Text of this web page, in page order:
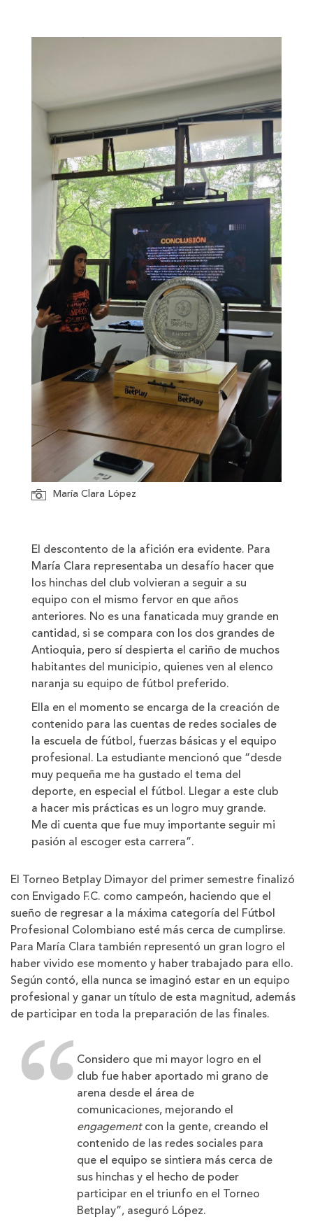
María Clara López
El descontento de la afición era evidente. Para
María Clara representaba un desafío hacer que
los hinchas del club volvieran a seguir a su
equipo con el mismo fervor en que años
anteriores. No es una fanaticada muy grande en
cantidad, si se compara con los dos grandes de
Antioquia, pero sí despierta el cariño de muchos
habitantes del municipio, quienes ven al elenco
naranja su equipo de fútbol preferido.
Ella en el momento se encarga de la creación de
contenido para las cuentas de redes sociales de
la escuela de fútbol, fuerzas básicas y el equipo
profesional. La estudiante mencionó que “desde
muy pequeña me ha gustado el tema del
deporte, en especial el fútbol. Llegar a este club
a hacer mis prácticas es un logro muy grande.
Me di cuenta que fue muy importante seguir mi
pasión al escoger esta carrera”.
El Torneo Betplay Dimayor del primer semestre finalizó
con Envigado F.C. como campeón, haciendo que el
sueño de regresar a la máxima categoría del Fútbol
Profesional Colombiano esté más cerca de cumplirse.
Para María Clara también representó un gran logro el
haber vivido ese momento y haber trabajado para ello.
Según contó, ella nunca se imaginó estar en un equipo
profesional y ganar un título de esta magnitud, además
de participar en toda la preparación de las finales.
Considero que mi mayor logro en el
club fue haber aportado mi grano de
arena desde el área de
comunicaciones, mejorando el
engagementcon la gente, creando el
contenido de las redes sociales para
que el equipo se sintiera más cerca de
sus hinchas y el hecho de poder
participar en el triunfo en el Torneo
Betplay”, aseguró López.